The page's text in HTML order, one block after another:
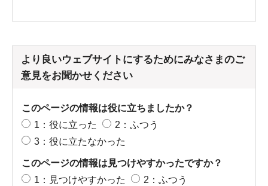
より良いウェブサイトにするためにみなさまのご
意見をお聞かせください
このページの情報は役に立ちましたか？
1：役に立った
2：ふつう
3：役に立たなかった
このページの情報は見つけやすかったですか？
1：見つけやすかった
2：ふつう